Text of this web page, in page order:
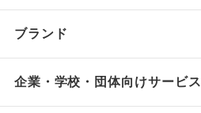
ブランド
企業・学校・団体向けサービス